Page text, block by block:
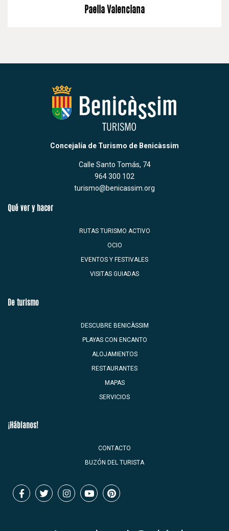
Paella Valenciana
Concejalía de Turismo de Benicàssim
Calle Santo Tomás, 74
964 300 102
turismo@benicassim.org
Qué ver y hacer
RUTAS TURISMO ACTIVO
OCIO
EVENTOS Y FESTIVALES
VISITAS GUIADAS
De turismo
DESCUBRE BENICÀSSIM
PLAYAS CON ENCANTO
ALOJAMIENTOS
RESTAURANTES
MAPAS
SERVICIOS
¡Háblanos!
CONTACTO
BUZÓN DEL TURISTA